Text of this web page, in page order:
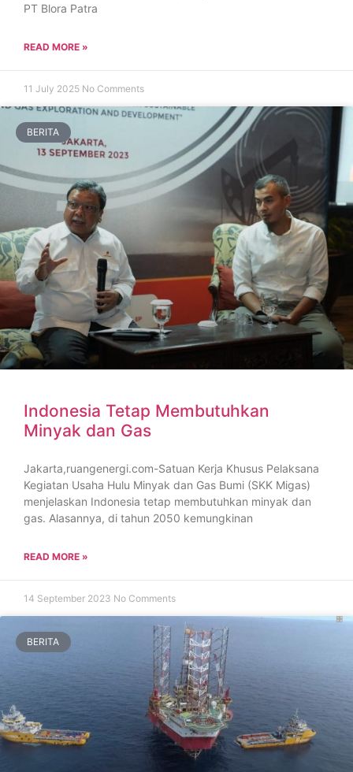
PT Blora Patra
READ MORE »
11 July 2025 No Comments
BERITA
Indonesia Tetap Membutuhkan
Minyak dan Gas
Jakarta,ruangenergi.com-Satuan Kerja Khusus Pelaksana
Kegiatan Usaha Hulu Minyak dan Gas Bumi (SKK Migas)
menjelaskan Indonesia tetap membutuhkan minyak dan
gas. Alasannya, di tahun 2050 kemungkinan
READ MORE »
14 September 2023 No Comments
BERITA